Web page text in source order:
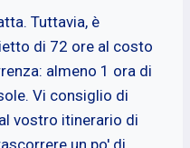
Tuttavia, è
di 72 ore al costo
almeno 1 ora di
Vi consiglio di
vostro itinerario di
un po' di